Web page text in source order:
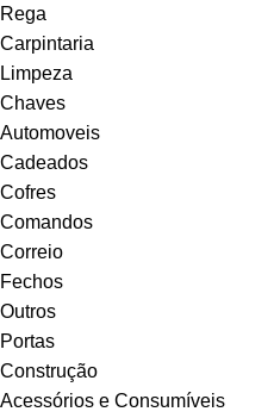
Rega
Carpintaria
Limpeza
Chaves
Automoveis
Cadeados
Cofres
Comandos
Correio
Fechos
Outros
Portas
Construção
Acessórios e Consumíveis